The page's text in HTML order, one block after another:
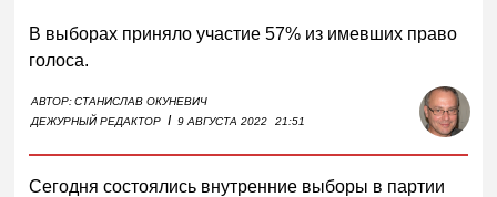
В выборах приняло участие 57% из имевших право
голоса.
АВТОР:СТАНИСЛАВ ОКУНЕВИЧ
ДЕЖУРНЫЙ РЕДАКТОР I 9 АВГУСТА 2022 21:51
Сегодня состоялись внутренние выборы в партии